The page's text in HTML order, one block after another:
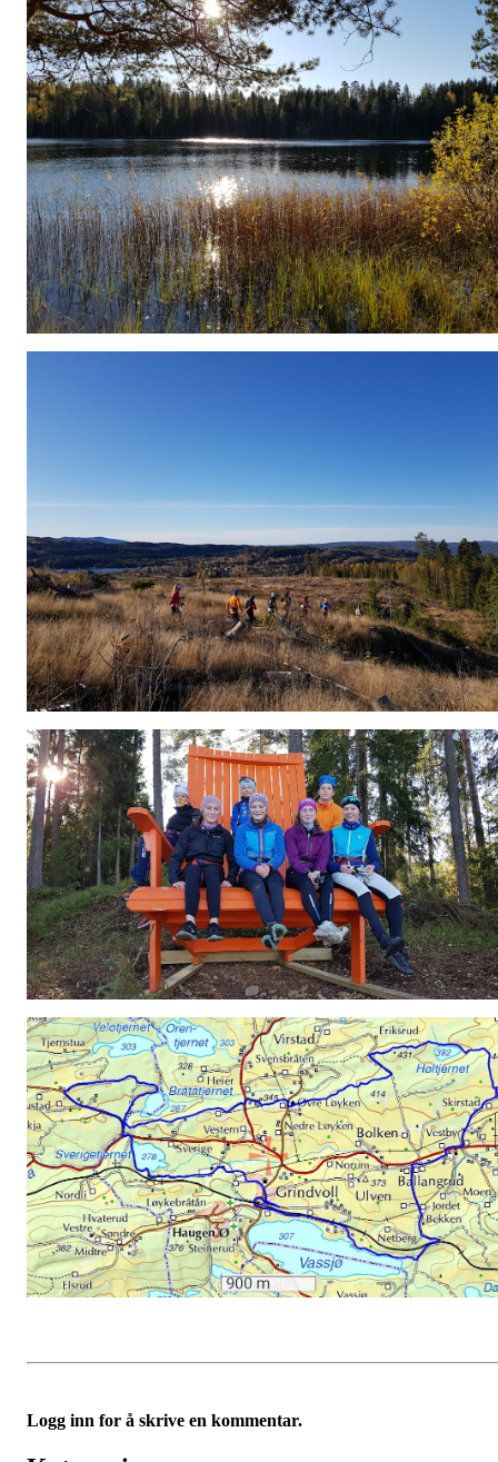
Logg inn for å skrive en kommentar.